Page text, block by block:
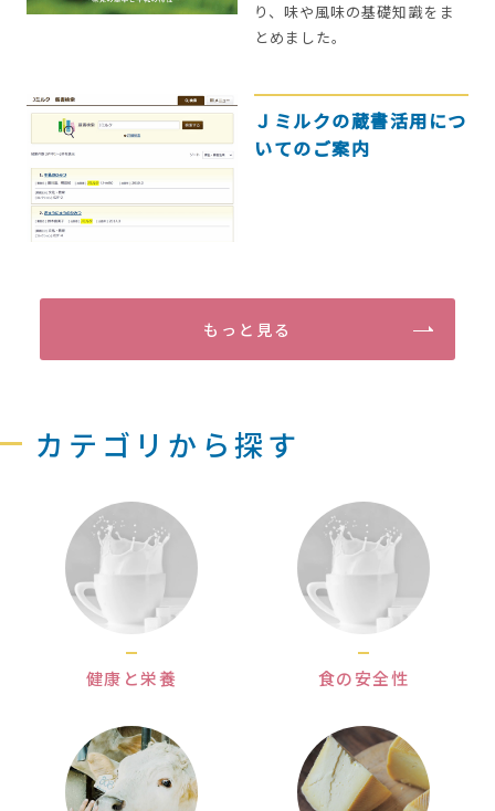
り、味や風味の基礎知識をま
とめました。
Ｊミルクの蔵書活用につ
いてのご案内
もっと見る
カテゴリから探す
健康と栄養 食の安全性